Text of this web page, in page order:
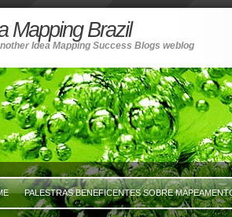
Mapping Brazil
Idea Mapping Success Blogs weblog
PALESTRAS BENEFICENTES SOBRE